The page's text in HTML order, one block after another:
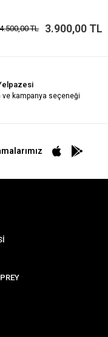
4.500,00 TL 3.900,00 TL
ve kampanya seçeneği